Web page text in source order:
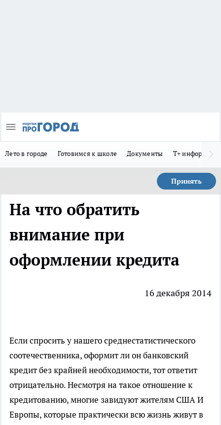
Лето в городе Готовимся к школе Документы Т+
Принять
На что обратить
внимание при
оформлении кредита
16 декабря 2014
Если спросить у нашего среднестатистического
соотечественника, оформит ли он банковский
кредит без крайней необходимости, тот ответит
отрицательно. Несмотря на такое отношение к
кредитованию, многие завидуют жителям США И
Европы, которые практически всю жизнь живут в